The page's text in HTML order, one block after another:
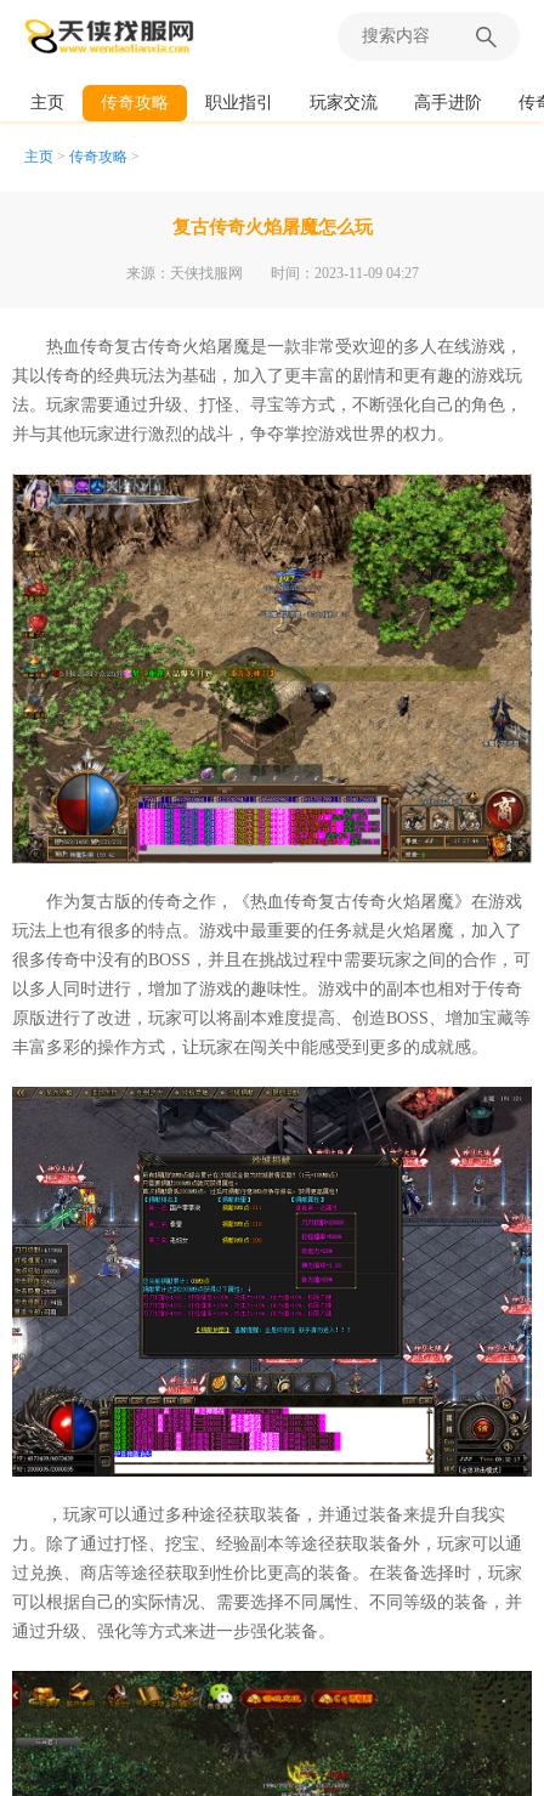
主页 传奇攻略 职业指引 玩家交流 高手进阶 传
主页 > 传奇攻略 >
复古传奇火焰屠魔怎么玩
来源：天侠找服网 时间：2023-11-09 04:27
热血传奇复古传奇火焰屠魔是一款非常受欢迎的多人在线游戏，
其以传奇的经典玩法为基础，加入了更丰富的剧情和更有趣的游戏玩
法。玩家需要通过升级、打怪、寻宝等方式，不断强化自己的角色，
并与其他玩家进行激烈的战斗，争夺掌控游戏世界的权力。
作为复古版的传奇之作，《热血传奇复古传奇火焰屠魔》在游戏
玩法上也有很多的特点。游戏中最重要的任务就是火焰屠魔，加入了
很多传奇中没有的BOSS，并且在挑战过程中需要玩家之间的合作，可
以多人同时进行，增加了游戏的趣味性。游戏中的副本也相对于传奇
原版进行了改进，玩家可以将副本难度提高、创造BOSS、增加宝藏等
丰富多彩的操作方式，让玩家在闯关中能感受到更多的成就感。
，玩家可以通过多种途径获取装备，并通过装备来提升自我实
力。除了通过打怪、挖宝、经验副本等途径获取装备外，玩家可以通
过兑换、商店等途径获取到性价比更高的装备。在装备选择时，玩家
可以根据自己的实际情况、需要选择不同属性、不同等级的装备，并
通过升级、强化等方式来进一步强化装备。